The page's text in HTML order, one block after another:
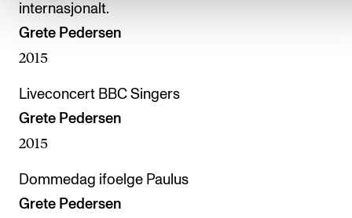
internasjonalt.
Grete Pedersen
2015
Liveconcert BBC Singers
Grete Pedersen
2015
Dommedag ifoelge Paulus
Grete Pedersen